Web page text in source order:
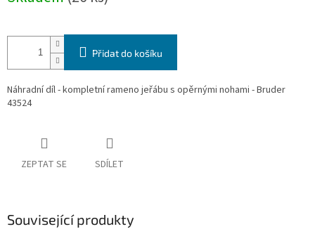
Přidat do košíku
Náhradní díl - kompletní rameno jeřábu s opěrnými nohami - Bruder
43524
ZEPTAT SE SDÍLET
Související produkty